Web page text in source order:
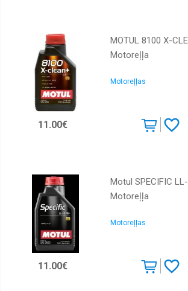
MOTUL 8100 X-
Motoreļļa
Motoreļļas
11.00€
Motul SPECIFIC
Motoreļļa
Motoreļļas
11.00€